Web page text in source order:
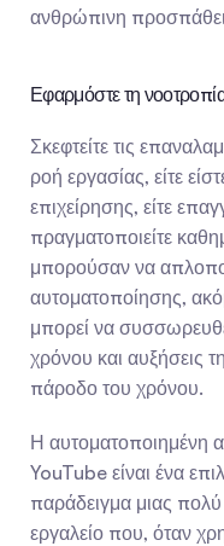
ανθρώπινη
Εφαρμόστε τη
Σκεφτείτε τις
ροή εργασίας, είτε
επιχείρησης, είτε
πραγματοποιείτε
μπορούσαν να
αυτοματοποίησης,
μπορεί να
χρόνου και αυξήσεις
πάροδο του χρόνου.
Η αυτοματοποιημένη
YouTube είναι ένα
παράδειγμα μιας
εργαλείο που, όταν